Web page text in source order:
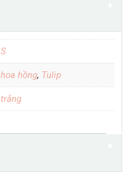
S
hoa hồng, Tulip
trắng